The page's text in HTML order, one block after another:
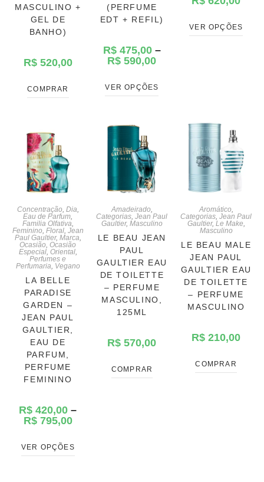
MASCULINO +
GEL DE
BANHO)
R$520,00
COMPRAR
(PERFUME
EDT + REFIL)
R$475,00–
R$ 590,00
VER OPÇÕES
VER OPÇÕES
Concentração, Dia
Eau de Parfum
Familia Olfativa
Feminino, Floral, Jean
Paul Gaultier, Marca
Ocasião ,Ocasião
Especial, Oriental,
Perfumes e
Perfumaria Vegano
LA BELLE
PARADISE
GARDEN –
JEAN PAUL
GAULTIER,
EAU DE
PARFUM,
PERFUME
FEMININO
R$ 420,00 –
R$795,00
VER OPÇÕES
Amadeirado,
Categorias ,Jean Paul
Gaultier, Masculino
LE BEAU JEAN
PAUL
GAULTIER EAU
DE TOILETTE
– PERFUME
MASCULINO,
125ML
R$ 570,00
COMPRAR
Aromático,
Categorias ,Jean Paul
Gaultier, Le Make
Masculino
LE BEAU MALE
JEAN PAUL
GAULTIER EAU
DE TOILETTE
– PERFUME
MASCULINO
R$ 210,00
COMPRAR